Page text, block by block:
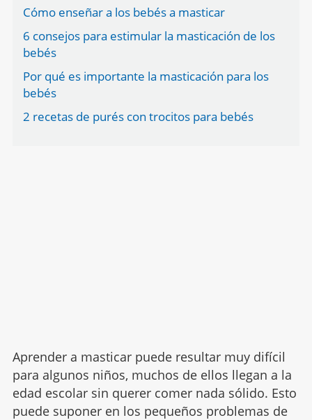
Cómo enseñar a los bebés a masticar
6 consejos para estimular la masticación de los
bebés
Por qué es importante la masticación para los
bebés
2 recetas de purés con trocitos para bebés
Aprender a masticar puede resultar muy difícil
para algunos niños, muchos de ellos llegan a la
edad escolar sin querer comer nada sólido. Esto
puede suponer en los pequeños problemas de